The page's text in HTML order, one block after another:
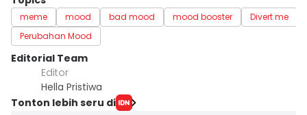
meme mood bad mood mood booster Divert me
Perubahan Mood
Editorial Team
Editor
Hella Pristiwa
Tonton lebih seru di